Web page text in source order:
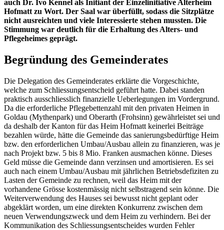
auch Dr. Ivo Kennel als Initiant der Einzelinitiative Alterheim
Hofmatt zu Wort. Der Saal war überfüllt, sodass die Sitzplätze
nicht ausreichten und viele Interessierte stehen mussten. Die
Stimmung war deutlich für die Erhaltung des Alters- und
Pflegeheimes geprägt.
Begründung des Gemeinderates
Die Delegation des Gemeinderates erklärte die Vorgeschichte,
welche zum Schliessungsentscheid geführt hatte. Dabei standen
praktisch ausschliesslich finanzielle Ueberlegungen im Vordergrund.
Da die erforderliche Pflegebettenzahl mit den privaten Heimen in
Goldau (Mythenpark) und Oberarth (Frohsinn) gewährleistet sei und
da deshalb der Kanton für das Heim Hofmatt keinerlei Beiträge
bezahlen würde, hätte die Gemeinde das sanierungsbedürftige Heim
bzw. den erforderlichen Umbau/Ausbau allein zu finanzieren, was je
nach Projekt bzw. 5 bis 8 Mio. Franken ausmachen könne. Dieses
Geld müsse die Gemeinde dann verzinsen und amortisieren. Es sei
auch nach einem Umbau/Ausbau mit jährlichen Betriebsdefiziten zu
Lasten der Gemeinde zu rechnen, weil das Heim mit der
vorhandene Grösse kostenmässig nicht selbstragend sein könne. Die
Weiterverwendung des Hauses sei bewusst nicht geplant oder
abgeklärt worden, um eine direkten Konkurrenz zwischen dem
neuen Verwendungszweck und dem Heim zu verhindern. Bei der
Kommunikation des Schliessungsentscheides wurden Fehler